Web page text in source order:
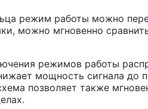
режим работы можно
можно мгновенно
режимов работы
мощность сигнала до
позволяет также